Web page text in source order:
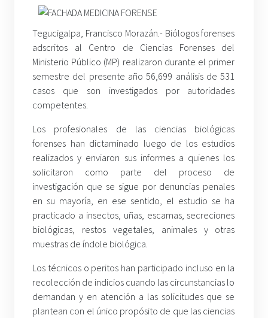
Tegucigalpa, Francisco Morazán.- Biólogos forenses
adscritos al Centro de Ciencias Forenses del
Ministerio Público (MP) realizaron durante el primer
semestre del presente año 56,699 análisis de 531
casos que son investigados por autoridades
competentes.
Los profesionales de las ciencias biológicas
forenses han dictaminado luego de los estudios
realizados y enviaron sus informes a quienes los
solicitaron como parte del proceso de
investigación que se sigue por denuncias penales
en su mayoría, en ese sentido, el estudio se ha
practicado a insectos, uñas, escamas, secreciones
biológicas, restos vegetales, animales y otras
muestras de índole biológica.
Los técnicos o peritos han participado incluso en la
recolección de indicios cuando las circunstancias lo
demandan y en atención a las solicitudes que se
plantean con el único propósito de que las ciencias